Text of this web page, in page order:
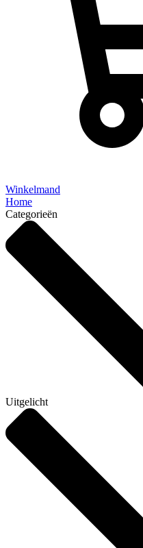
Winkelmand
Home
Categorieën
Uitgelicht